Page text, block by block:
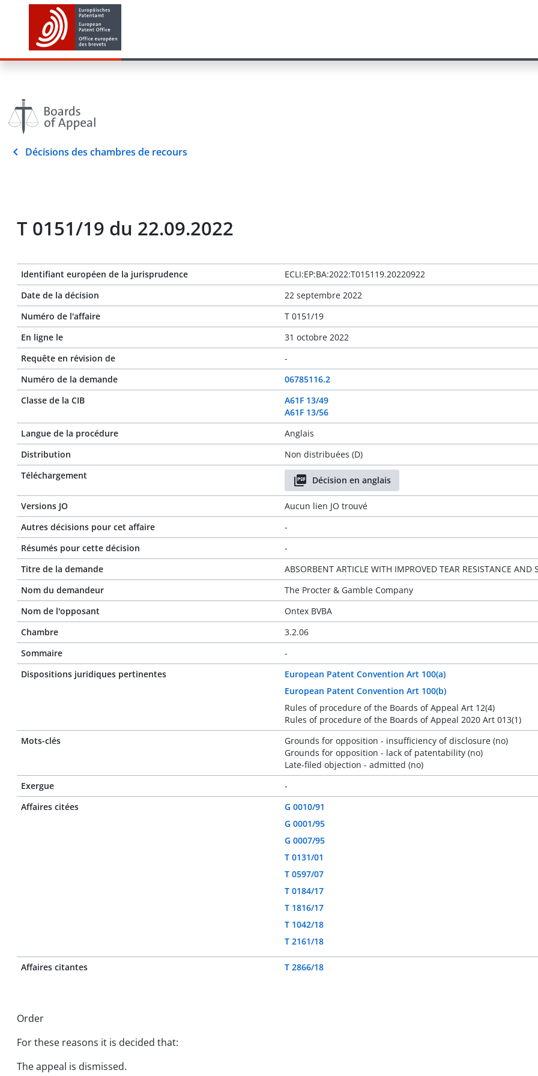
Décisions des chambres de recours
T 0151/19 du 22.09.2022
Identifiant européen de la jurisprudence
ECLI:EP:BA:2022:T015119.20220922
Date de la décision
22 septembre 2022
Numéro de l'affaire
T 0151/19
En ligne le
31 octobre 2022
Requête en révision de
-
Numéro de la demande
06785116.2
Classe de la CIB
A61F 13/49
A61F 13/56
Langue de la procédure
Anglais
Distribution
Non distribuées (D)
Téléchargement
Décision en anglais
Versions JO
Aucun lien JO trouvé
Autres décisions pour cet affaire
-
Résumés pour cette décision
-
Titre de la demande
ABSORBENT ARTICLE WITH IMPROVED TEAR RESISTANCE AND
Nom du demandeur
The Procter & Gamble Company
Nom de l'opposant
Ontex BVBA
Chambre
3.2.06
Sommaire
-
Dispositions juridiques pertinentes
European Patent Convention Art 100(a)
European Patent Convention Art 100(b)
Rules of procedure of the Boards of Appeal Art 12(4)
Rules of procedure of the Boards of Appeal 2020 Art 013(1)
Mots-clés
Grounds for opposition - insufficiency of disclosure (no)
Grounds for opposition - lack of patentability (no)
Late-filed objection - admitted (no)
Exergue
-
Affaires citées
G 0010/91
G 0001/95
G 0007/95
T 0131/01
T 0597/07
T 0184/17
T 1816/17
T 1042/18
T 2161/18
Affaires citantes T 2866/18
Order
For these reasons it is decided that:
The appeal is dismissed.